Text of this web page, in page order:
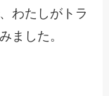
わたしがトラ
ました。